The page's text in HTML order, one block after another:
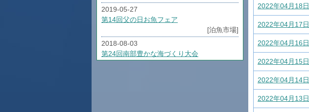
2022年04月18日
2022年04月17日
2022年04月16日
2022年04月15日
2022年04月14日
2022年04月13日
2019-05-27
第14回父の日お魚フェア
[泊魚市場]
2018-08-03
第24回南部豊かな海づくり大会